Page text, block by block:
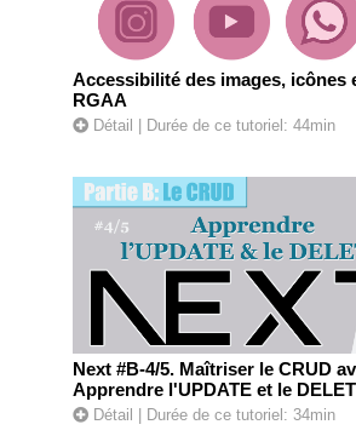
Accessibilité des images, icônes
RGAA
Détail | Durée de ce tutoriel: 44min
Next #B-4/5. Maîtriser le CRUD
Apprendre l'UPDATE et le
Détail | Durée de ce tutoriel: 34min